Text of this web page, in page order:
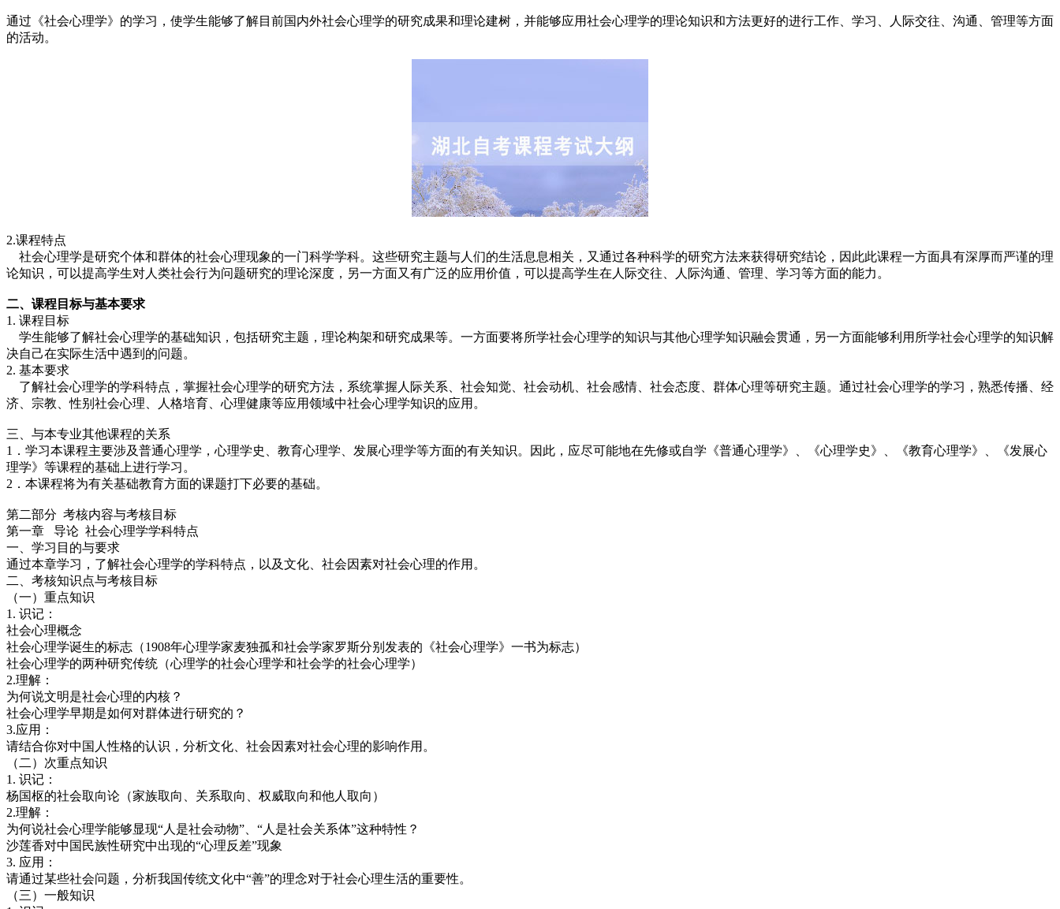
通过《社会心理学》的学习，使学生能够了解目前国内外社会心理学的研究成果和理论建树，并能够应用社会心理学的理论知识和方法更好的进行工作、学习、人际交往、沟通、管理等方面
的活动。
2.课程特点
社会心理学是研究个体和群体的社会心理现象的一门科学学科。这些研究主题与人们的生活息息相关，又通过各种科学的研究方法来获得研究结论，因此此课程一方面具有深厚而严谨的理
论知识，可以提高学生对人类社会行为问题研究的理论深度，另一方面又有广泛的应用价值，可以提高学生在人际交往、人际沟通、管理、学习等方面的能力。
二、课程目标与基本要求
1. 课程目标
学生能够了解社会心理学的基础知识，包括研究主题，理论构架和研究成果等。一方面要将所学社会心理学的知识与其他心理学知识融会贯通，另一方面能够利用所学社会心理学的知识解
决自己在实际生活中遇到的问题。
2. 基本要求
了解社会心理学的学科特点，掌握社会心理学的研究方法，系统掌握人际关系、社会知觉、社会动机、社会感情、社会态度、群体心理等研究主题。通过社会心理学的学习，熟悉传播、经
济、宗教、性别社会心理、人格培育、心理健康等应用领域中社会心理学知识的应用。
三、与本专业其他课程的关系
1．学习本课程主要涉及普通心理学，心理学史、教育心理学、发展心理学等方面的有关知识。因此，应尽可能地在先修或自学《普通心理学》、《心理学史》、《教育心理学》、《发展心
理学》等课程的基础上进行学习。
2．本课程将为有关基础教育方面的课题打下必要的基础。
第二部分 考核内容与考核目标
第一章 导论 社会心理学学科特点
一、学习目的与要求
通过本章学习，了解社会心理学的学科特点，以及文化、社会因素对社会心理的作用。
二、考核知识点与考核目标
（一）重点知识
1. 识记：
社会心理概念
社会心理学诞生的标志（1908年心理学家麦独孤和社会学家罗斯分别发表的《社会心理学》一书为标志）
社会心理学的两种研究传统（心理学的社会心理学和社会学的社会心理学）
2.理解：
为何说文明是社会心理的内核？
社会心理学早期是如何对群体进行研究的？
3.应用：
请结合你对中国人性格的认识，分析文化、社会因素对社会心理的影响作用。
（二）次重点知识
1. 识记：
杨国枢的社会取向论（家族取向、关系取向、权威取向和他人取向）
2.理解：
为何说社会心理学能够显现“人是社会动物”、“人是社会关系体”这种特性？
沙莲香对中国民族性研究中出现的“心理反差”现象
3. 应用：
请通过某些社会问题，分析我国传统文化中“善”的理念对于社会心理生活的重要性。
（三）一般知识